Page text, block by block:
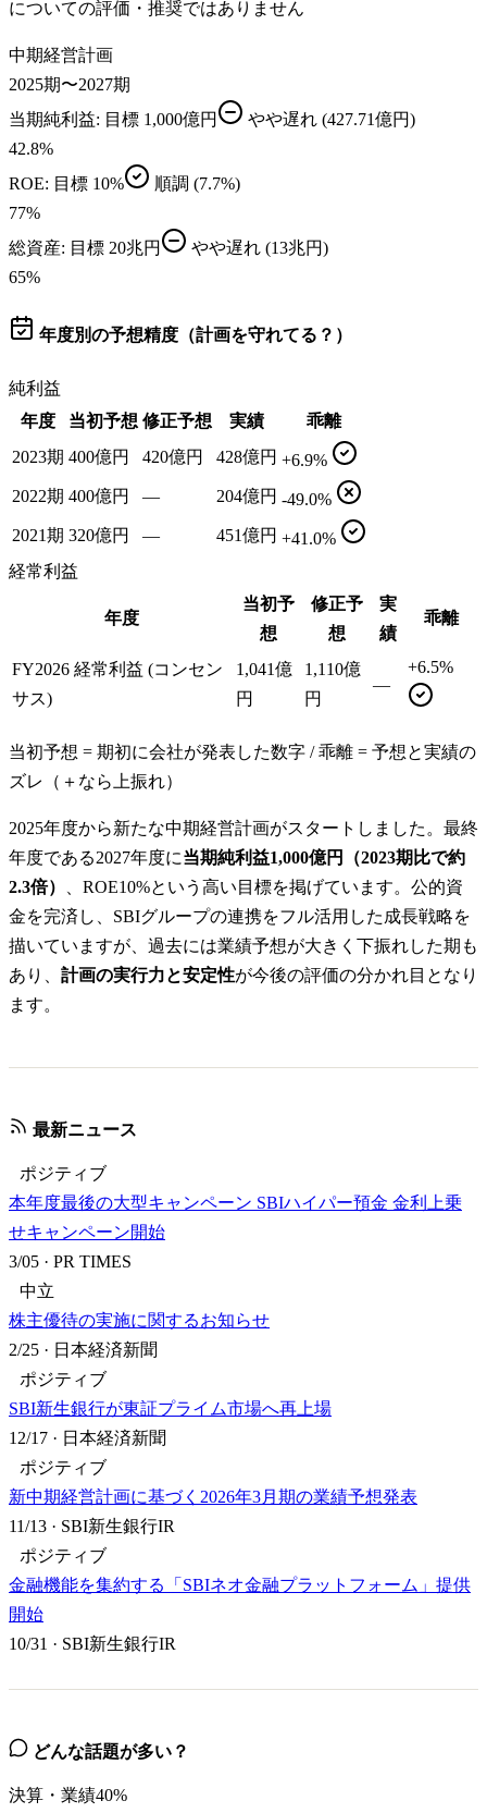
についての評価・推奨ではありません
中期経営計画
2025期〜2027期
当期純利益: 目標 1,000億円 やや遅れ (427.71億円)
42.8%
ROE: 目標 10% 順調 (7.7%)
77%
総資産: 目標 20兆円 やや遅れ (13兆円)
65%
年度別の予想精度（計画を守れてる？）
純利益
年度
当初予想 修正予想 実績
乖離
2023期 400億円 420億円 428億円 +6.9%
2022期 400億円 — 204億円 -49.0%
2021期 320億円 — 451億円 +41.0%
経常利益
年度
当初予
想
修正予
想
実
績
乖離
FY2026 経常利益 (コンセン
サス)
1,041億
円
1,110億
円
—
+6.5%
当初予想 = 期初に会社が発表した数字 / 乖離 = 予想と実績の
ズレ（＋なら上振れ）
2025年度から新たな中期経営計画がスタートしました。最終
年度である2027年度に当期純利益1,000億円（2023期比で約
2.3倍）
、ROE10%という高い目標を掲げています。公的資
金を完済し、SBIグループの連携をフル活用した成長戦略を
描いていますが、過去には業績予想が大きく下振れした期も
あり、 計画の実行力と安定性が今後の評価の分かれ目となり
ます。
最新ニュース
ポジティブ
本年度最後の大型キャンペーン SBIハイパー預金 金利上乗
せキャンペーン開始
3/05 · PR TIMES
中立
株主優待の実施に関するお知らせ
2/25 · 日本経済新聞
ポジティブ
SBI新生銀行が東証プライム市場へ再上場
12/17 · 日本経済新聞
ポジティブ
新中期経営計画に基づく2026年3月期の業績予想発表
11/13 · SBI新生銀行IR
ポジティブ
金融機能を集約する「SBIネオ金融プラットフォーム」提供
開始
10/31 · SBI新生銀行IR
どんな話題が多い？
決算・業績40%